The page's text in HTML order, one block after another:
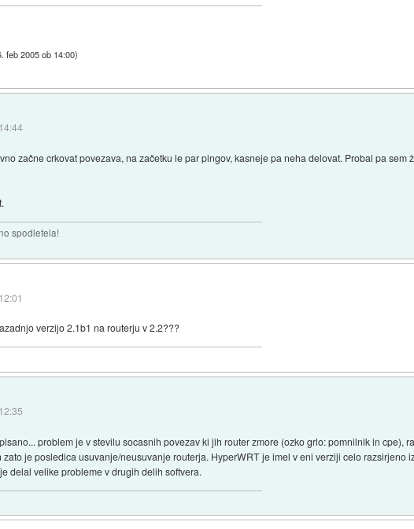
feb 2005 ob 14:00)
začne crkovat povezava, na začetku le par pingov, kasneje pa neha delovat. Probal pa sem
spodletela!
verzijo 2.1b1 na routerju v 2.2???
problem je v stevilu socasnih povezav ki jih router zmore (ozko grlo: pomnilnik in cpe),
je posledica usuvanje/neusuvanje routerja. HyperWRT je imel v eni verziji celo razsirjeno
delal velike probleme v drugih delih softvera.